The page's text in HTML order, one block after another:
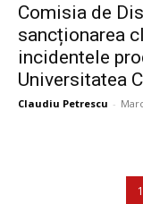
Comisia de
sancționarea
incidentele
Universitatea
Claudiu Petrescu -
1